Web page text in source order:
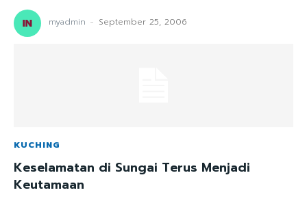
myadmin - September 25, 2006
KUCHING
Keselamatan di Sungai Terus Menjadi
Keutamaan